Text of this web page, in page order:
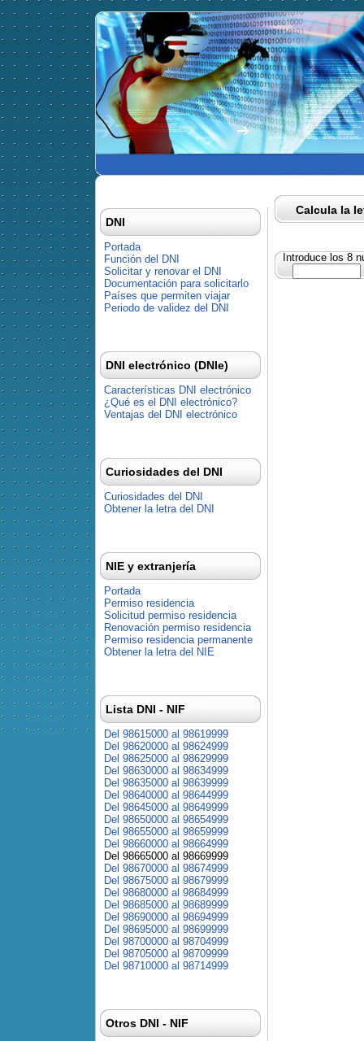
Calcula la
Introduce los 8
DNI
Portada
Función del DNI
Solicitar y renovar el DNI
Documentación para solicitarlo
Países que permiten viajar
Periodo de validez del DNI
DNI electrónico (DNIe)
Características DNI electrónico
¿Qué es el DNI electrónico?
Ventajas del DNI electrónico
Curiosidades del DNI
Curiosidades del DNI
Obtener la letra del DNI
NIE y extranjería
Portada
Permiso residencia
Solicitud permiso residencia
Renovación permiso residencia
Permiso residencia permanente
Obtener la letra del NIE
Lista DNI - NIF
Del 98615000 al 98619999
Del 98620000 al 98624999
Del 98625000 al 98629999
Del 98630000 al 98634999
Del 98635000 al 98639999
Del 98640000 al 98644999
Del 98645000 al 98649999
Del 98650000 al 98654999
Del 98655000 al 98659999
Del 98660000 al 98664999
Del 98665000 al 98669999
Del 98670000 al 98674999
Del 98675000 al 98679999
Del 98680000 al 98684999
Del 98685000 al 98689999
Del 98690000 al 98694999
Del 98695000 al 98699999
Del 98700000 al 98704999
Del 98705000 al 98709999
Del 98710000 al 98714999
Otros DNI - NIF